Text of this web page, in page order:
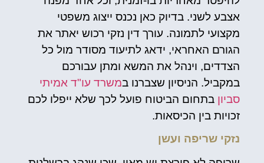
אצבע לשני. בדיוק כאן נכנס ייצוג משפטי
מקצועי לתמונה. עורך דין נזקי רכוש יאתר את
הגורם האחראי, ידאג לתיעוד מסודר מול כל
הצדדים, וינהל את המשא ומתן עבורכם
במקביל. הניסיון שצברנו במשרד עו"ד אמיתי
סביון בתחום הביטוח פועל לכך שלא ייפלו לכם
זכויות בין הכיסאות.
נזקי שריפה ועשן